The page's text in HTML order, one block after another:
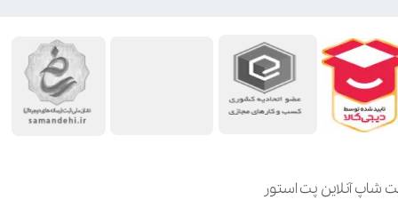
شاپ آنلاین پت استور